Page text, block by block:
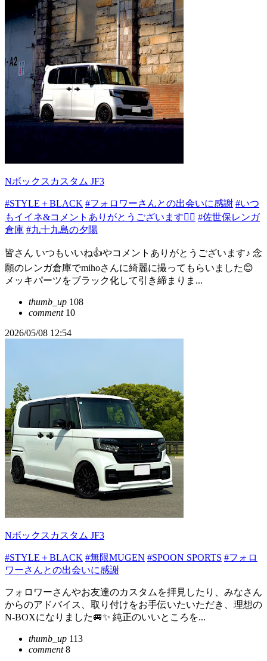
Nボックスカスタム JF3
#STYLE＋BLACK #フォロワーさんとの出会いに感謝 #いつ
もイイネ&コメントありがとうございます🙇‍♂️ #佐世保レンガ
倉庫 #九十九島の夕陽
皆さん いつもいいね👍やコメントありがとうございます♪ 念
願のレンガ倉庫でmihoさんに綺麗に撮ってもらいました😊
メッキパーツをブラック化して引き締まりま...
thumb_up 108
comment10
2026/05/08 12:54
Nボックスカスタム JF3
#STYLE＋BLACK #無限MUGEN #SPOON SPORTS #フォロ
ワーさんとの出会いに感謝
フォロワーさんやお友達のカスタムを拝見したり、みなさん
からのアドバイス、取り付けをお手伝いたいただき、理想の
N-BOXになりました🚐✨ 純正のいいところを...
thumb_up 113
comment8